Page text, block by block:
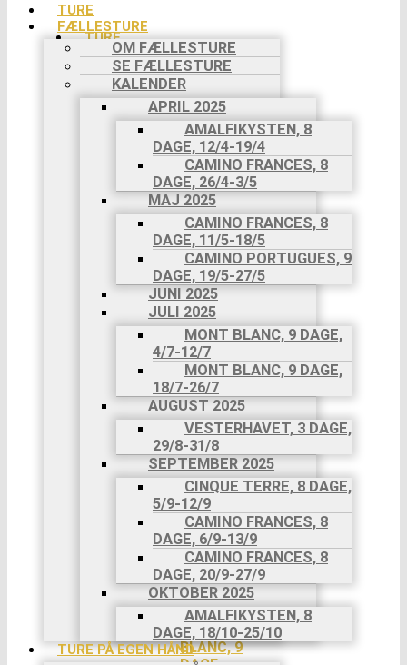
TURE
FÆLLESTURE
OM FÆLLESTURE
SE FÆLLESTURE
KALENDER
APRIL 2025
AMALFIKYSTEN, 8
DAGE, 12/4-19/4
CAMINO FRANCES, 8
DAGE, 26/4-3/5
MAJ 2025
CAMINO FRANCES, 8
DAGE, 11/5-18/5
CAMINO PORTUGUES, 9
DAGE, 19/5-27/5
JUNI 2025
JULI 2025
MONT BLANC, 9 DAGE,
4/7-12/7
MONT BLANC, 9 DAGE,
18/7-26/7
AUGUST 2025
VESTERHAVET, 3 DAGE,
29/8-31/8
SEPTEMBER 2025
CINQUE TERRE, 8 DAGE,
5/9-12/9
CAMINO FRANCES, 8
DAGE, 6/9-13/9
CAMINO FRANCES, 8
DAGE, 20/9-27/9
OKTOBER 2025
AMALFIKYSTEN, 8
DAGE, 18/10-25/10
TURE PÅ EGEN HÅND
TURE
FÆLLESTURE
OM
FÆLLESTURE
SE
FÆLLESTURE
KALENDER
APRIL 2025
AMALFIKYSTEN,
8 DAGE,
12/4-
19/4
CAMINO
FRANCES,
8 DAGE,
26/4-3/5
MAJ 2025
CAMINO
FRANCES,
8 DAGE,
11/5-
18/5
CAMINO
PORTUGUES,
9 DAGE,
19/5-
27/5
JUNI
JULI 2025
MONT
BLANC, 9
DAGE, 4/7-
12/7
MONT
BLANC, 9